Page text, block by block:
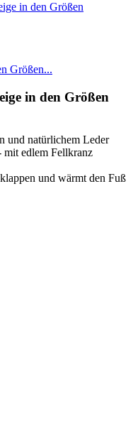
Größen...
in den Größen
und natürlichem Leder
mit edlem Fellkranz
und wärmt den Fuß